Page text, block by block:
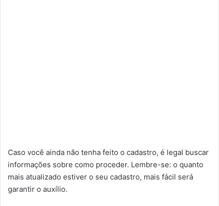
Caso você ainda não tenha feito o cadastro, é legal buscar
informações sobre como proceder. Lembre-se: o quanto
mais atualizado estiver o seu cadastro, mais fácil será
garantir o auxílio.